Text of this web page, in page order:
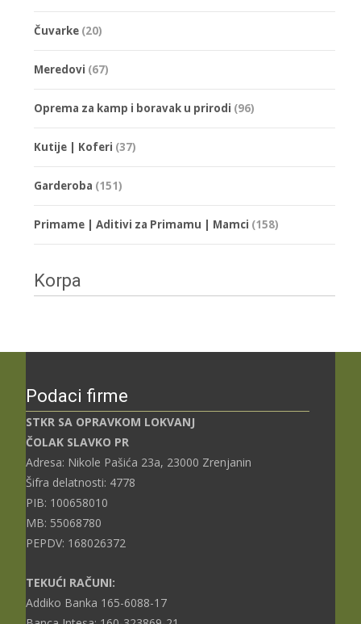
Čuvarke (20)
Meredovi (67)
Oprema za kamp i boravak u prirodi (96)
Kutije | Koferi (37)
Garderoba (151)
Primame | Aditivi za Primamu | Mamci (158)
Korpa
Podaci firme
STKR SA OPRAVKOM LOKVANJ
ČOLAK SLAVKO PR
Adresa: Nikole Pašića 23a, 23000 Zrenjanin
Šifra delatnosti: 4778
PIB: 100658010
MB: 55068780
PEPDV: 168026372
TEKUĆI RAČUNI:
Addiko Banka 165-6088-17